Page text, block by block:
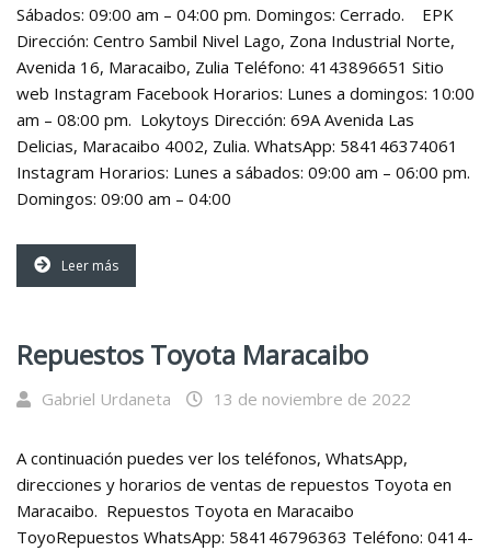
Sábados: 09:00 am – 04:00 pm. Domingos: Cerrado. EPK
Dirección: Centro Sambil Nivel Lago, Zona Industrial Norte,
Avenida 16, Maracaibo, Zulia Teléfono: 4143896651 Sitio
web Instagram Facebook Horarios: Lunes a domingos: 10:00
am – 08:00 pm. Lokytoys Dirección: 69A Avenida Las
Delicias, Maracaibo 4002, Zulia. WhatsApp: 584146374061
Instagram Horarios: Lunes a sábados: 09:00 am – 06:00 pm.
Domingos: 09:00 am – 04:00
Leer más
Repuestos Toyota Maracaibo
Gabriel Urdaneta 13 de noviembre de 2022
A continuación puedes ver los teléfonos, WhatsApp,
direcciones y horarios de ventas de repuestos Toyota en
Maracaibo. Repuestos Toyota en Maracaibo
ToyoRepuestos WhatsApp: 584146796363 Teléfono: 0414-